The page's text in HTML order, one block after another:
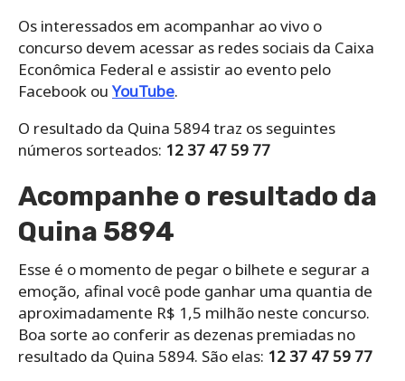
Os interessados em acompanhar ao vivo o
concurso devem acessar as redes sociais da Caixa
Econômica Federal e assistir ao evento pelo
Facebook ou YouTube.
O resultado da Quina 5894 traz os seguintes
números sorteados: 12 37 47 59 77
Acompanhe o resultado da
Quina 5894
Esse é o momento de pegar o bilhete e segurar a
emoção, afinal você pode ganhar uma quantia de
aproximadamente R$ 1,5 milhão neste concurso.
Boa sorte ao conferir as dezenas premiadas no
resultado da Quina 5894. São elas: 12 37 47 59 77